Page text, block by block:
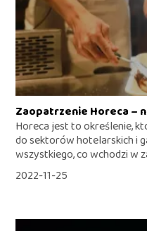
Zaopatrzenie Horeca –
Horeca jest to określenie,
do sektorów hotelarskich i
wszystkiego, co wchodzi w
2022-11-25